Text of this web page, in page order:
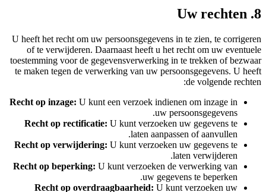
8. Uw rechten
U heeft het recht om uw persoonsgegevens in te zien, te corrigeren
of te verwijderen. Daarnaast heeft u het recht om uw eventuele
toestemming voor de gegevensverwerking in te trekken of bezwaar
te maken tegen de verwerking van uw persoonsgegevens. U heeft
de volgende rechten:
Recht op inzage: U kunt een verzoek indienen om inzage in
uw persoonsgegevens.
Recht op rectificatie: U kunt verzoeken uw gegevens te
laten aanpassen of aanvullen.
Recht op verwijdering: U kunt verzoeken uw gegevens te
laten verwijderen.
Recht op beperking: U kunt verzoeken de verwerking van
uw gegevens te beperken.
Recht op overdraagbaarheid: U kunt verzoeken uw